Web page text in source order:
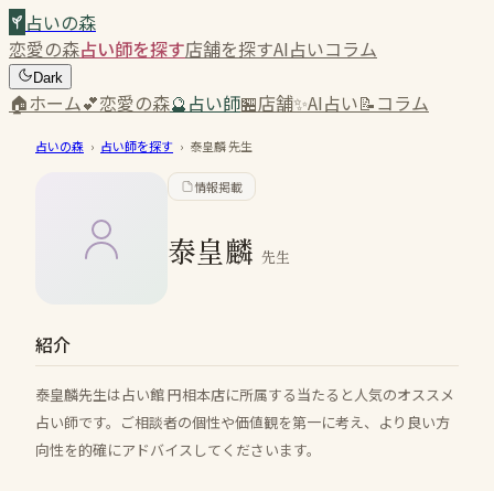
占いの森
恋愛の森占い師を探す店舗を探すAI占いコラム
Dark
🏠ホーム💕恋愛の森🔮占い師🏪店舗✨AI占い📝コラム
占いの森 › 占い師を探す › 泰皇麟先生
情報掲載
泰皇麟 先生
紹介
泰皇麟先生は占い館 円相本店に所属する当たると人気のオススメ
占い師です。ご相談者の個性や価値観を第一に考え、より良い方
向性を的確にアドバイスしてくださいます。